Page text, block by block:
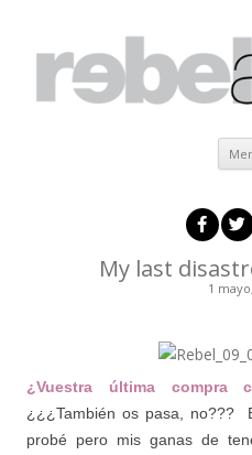
My last
1
¿Vuestra última compra
¿¿¿También os pasa, no???
probé pero mis ganas de